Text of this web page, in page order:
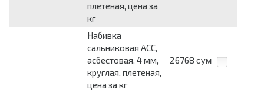
плетеная, цена за
кг
Набивка
сальниковая АСС,
асбестовая, 4 мм,
круглая, плетеная,
цена за кг
26768 сум